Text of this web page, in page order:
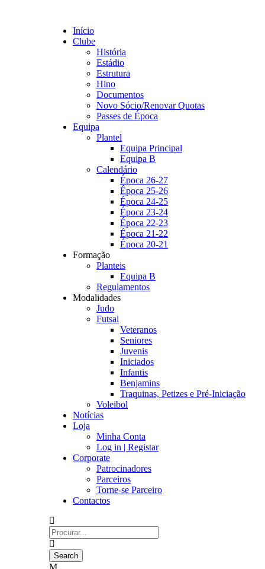
Início
Clube
História
Estádio
Estrutura
Hino
Documentos
Novo Sócio/Renovar Quotas
Passes de Época
Equipa
Plantel
Equipa Principal
Equipa B
Calendário
Época 26-27
Época 25-26
Época 24-25
Época 23-24
Época 22-23
Época 21-22
Época 20-21
Formação
Planteis
Equipa B
Regulamentos
Modalidades
Judo
Futsal
Veteranos
Seniores
Juvenis
Iniciados
Infantis
Benjamins
Traquinas, Petizes e Pré-Iniciação
Voleibol
Notícias
Loja
Minha Conta
Log in | Registar
Corporate
Patrocinadores
Parceiros
Torne-se Parceiro
Contactos